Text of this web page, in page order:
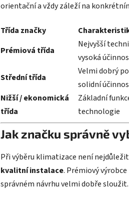
orientační a vždy záleží na
Třída značky
Prémiová třída
Nejvyšší
vysoká
Střední třída
Velmi dobrý
solidní
Nižší / ekonomická
třída
Základní
technologie
Jak značku správně
Při výběru klimatizace není
kvalitní instalace. Prémiový
správném návrhu velmi dobře sloužit.